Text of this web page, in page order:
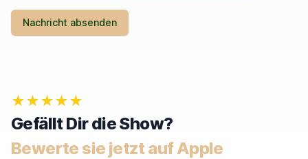
Nachricht absenden
★★★★★
Gefällt Dir die Show?
Bewerte sie jetzt auf Apple